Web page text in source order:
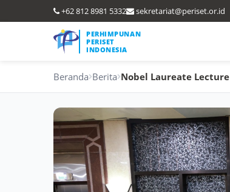
+62 812 8981 5332 sekretariat@periset.or.id
PERHIMPUNAN
PERISET
INDONESIA
Beranda Berita Nobel Laureate Lecture